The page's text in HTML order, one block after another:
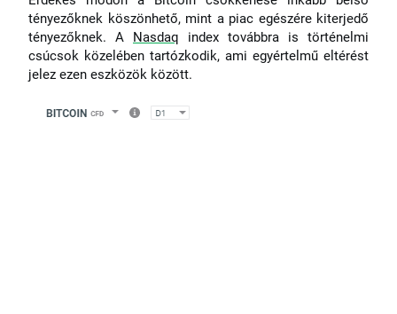
tényezőknek köszönhető, mint a piac egészére kiterjedő
tényezőknek. A Nasdaq index továbbra is történelmi
csúcsok közelében tartózkodik, ami egyértelmű eltérést
jelez ezen eszközök között.